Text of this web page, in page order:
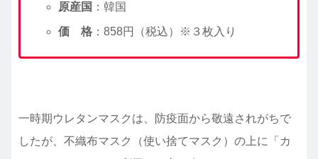
原産国 ：韓国
価 格 ：858円（税込）※３枚入り
一時期ウレタンマスクは、防疫面から敬遠されがちで
したが、不織布マスク（使い捨てマスク）の上に「カ